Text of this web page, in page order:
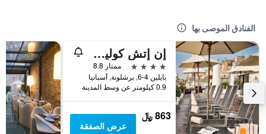
الفنادق الموصى بها
إن إتش كوليكشن برشلونة بوديوم
4 نجوم
ممتاز 8.8
بايلين 4-6, برشلونة, أسبانيا
0.9 كيلومتر عن وسط المدينة
863 ﷼
عرض الصفقة